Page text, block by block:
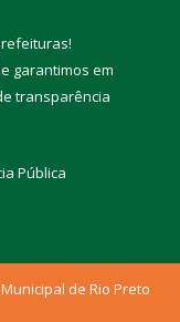
!
garantimos em
transparência
Pública
de Rio Preto